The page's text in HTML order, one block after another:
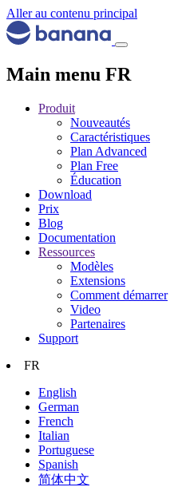
Aller au contenu principal
Main menu FR
Produit
Nouveautés
Caractéristiques
Plan Advanced
Plan Free
Éducation
Download
Prix
Blog
Documentation
Ressources
Modèles
Extensions
Comment démarrer
Video
Partenaires
Support
FR
English
German
French
Italian
Portuguese
Spanish
简体中文